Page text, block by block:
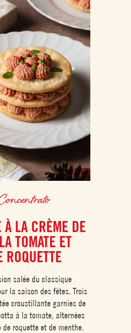
LA CRÈME DE
TOMATE ET
ROQUETTE
salée du classique
la saison des fêtes. Trois
croustillante garnies de
à la tomate, alternées
roquette et de menthe.